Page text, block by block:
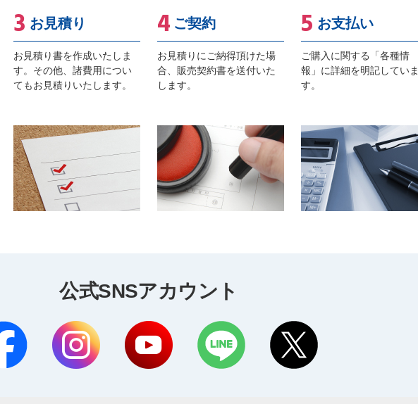
お見積り
お見積り書を作成いたしま
す。その他、諸費用につい
てもお見積りいたします。
ご契約
お見積りにご納得頂けた場
合、販売契約書を送付いた
します。
お支払い
ご購入に関する「各種情
報」に詳細を明記していま
す。
公式SNSアカウント